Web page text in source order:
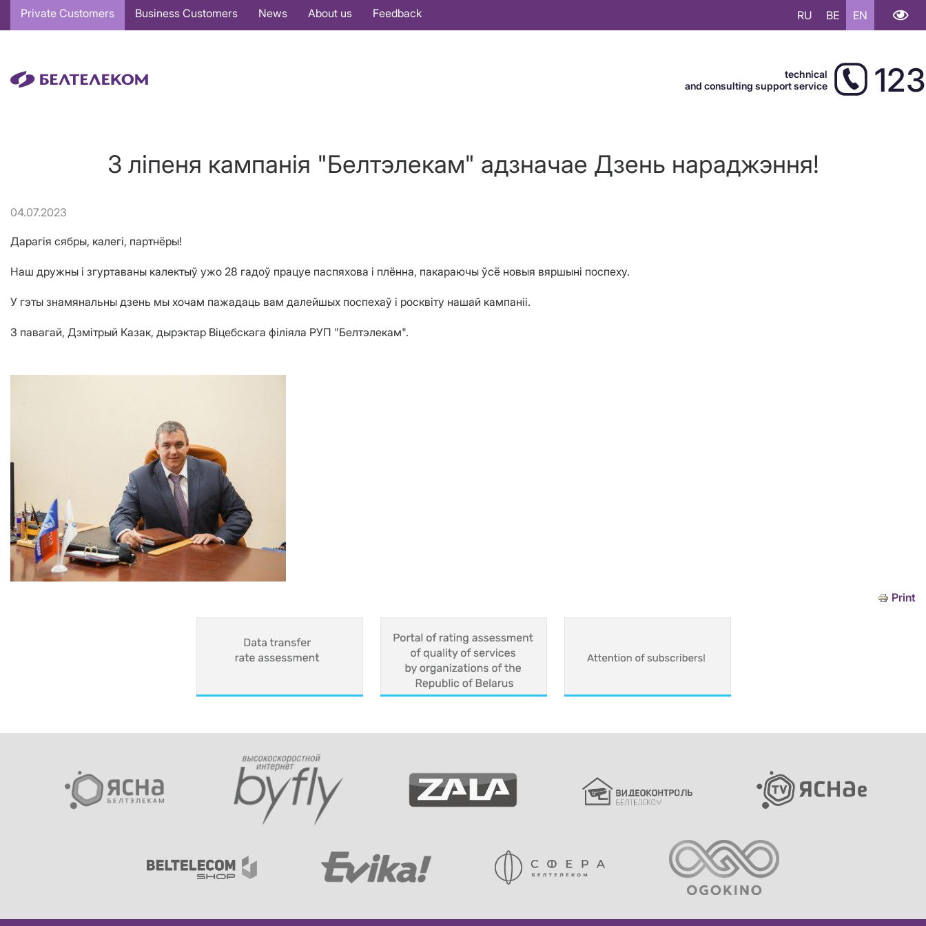
Основная
навигация
Private Customers Business Customers News About us Feedback RU BE EN
technical
and consulting support service
123
3 ліпеня кампанія "Белтэлекам" адзначае Дзень нараджэння!
04.07.2023
Дарагія сябры, калегі, партнёры!
Наш дружны і згуртаваны калектыў ужо 28 гадоў працуе паспяхова і плённа, пакараючы ўсё новыя вяршыні поспеху.
У гэты знамянальны дзень мы хочам пажадаць вам далейшых поспехаў і росквіту нашай кампаніі.
З павагай, Дзмітрый Казак, дырэктар Віцебскага філіяла РУП "Белтэлекам".
Print